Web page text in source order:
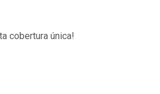
cobertura única!